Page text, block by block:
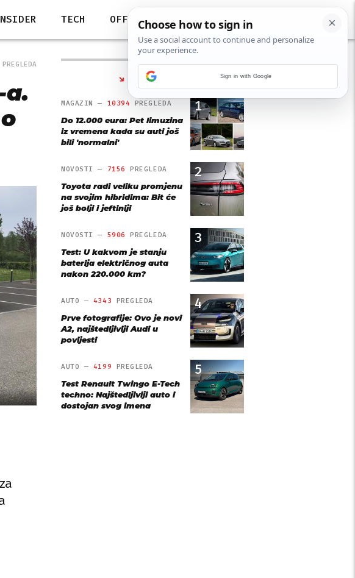
TECH OFF
a.
NAJČITANIJE
1
MAGAZIN — 10394 PREGLEDA
Do 12.000 eura: Pet limuzina
iz vremena kada su auti još
bili 'normalni'
2
NOVOSTI — 7156 PREGLEDA
Toyota radi veliku promjenu
na svojim hibridima: Bit će
još bolji i jeftiniji
3
NOVOSTI — 5906 PREGLEDA
Test: U kakvom je stanju
baterija električnog auta
nakon 220.000 km?
4
AUTO — 4343 PREGLEDA
Prve fotografije: Ovo je novi
A2, najštedljiviji Audi u
povijesti
5
AUTO — 4199 PREGLEDA
Test Renault Twingo E-Tech
techno: Najštedljiviji auto i
dostojan svog imena
Sign in with Google